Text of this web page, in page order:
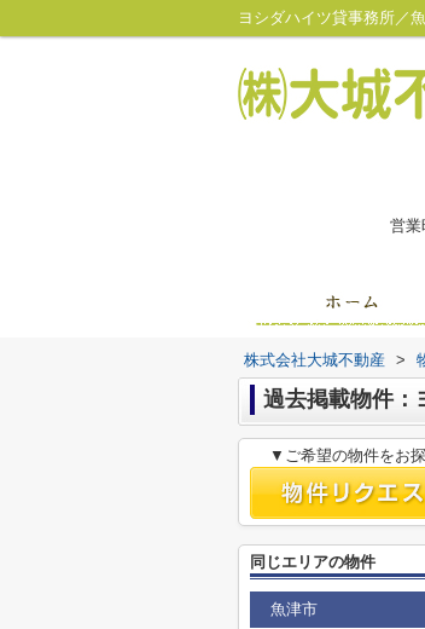
ヨシダハイツ貸事務所／
営業
株式会社大城不動産 >
過去掲載物件：
▼ご希望の物件をお
同じエリアの物件
魚津市